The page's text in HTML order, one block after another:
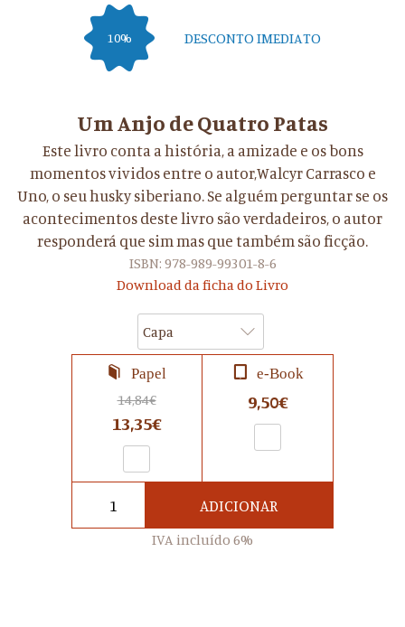
10% DESCONTO IMEDIATO
Um Anjo de Quatro Patas
Este livro conta a história, a amizade e os bons
momentos vividos entre o autor,Walcyr Carrasco e
Uno, o seu husky siberiano. Se alguém perguntar se os
acontecimentos deste livro são verdadeiros, o autor
responderá que sim mas que também são ficção.
ISBN: 978-989-99301-8-6
Download da ficha do Livro
Capa
Papel
14,84€
13,35€
e-Book
9,50€
ADICIONAR
IVA incluído 6%